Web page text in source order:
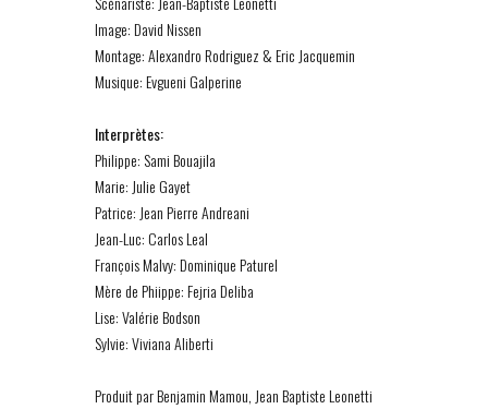
Image: David Nissen
Montage: Alexandro Rodriguez & Eric Jacquemin
Musique: Evgueni Galperine
Interprètes:
Philippe: Sami Bouajila
Marie: Julie Gayet
Patrice: Jean Pierre Andreani
Jean-Luc: Carlos Leal
François Malvy: Dominique Paturel
Mère de Phiippe: Fejria Deliba
Lise: Valérie Bodson
Sylvie: Viviana Aliberti
Produit par Benjamin Mamou, Jean Baptiste Leonetti